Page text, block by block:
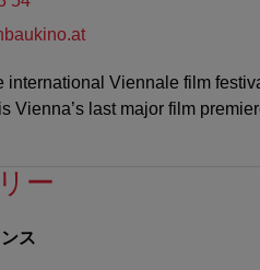
international Viennale film
Vienna’s last major film
ー
ス